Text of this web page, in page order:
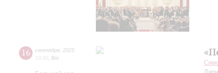
16 сентября 2025
19:00 Вт